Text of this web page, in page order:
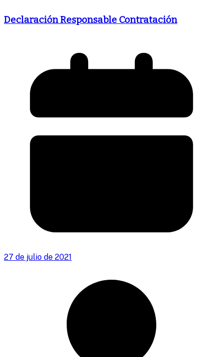
Declaración Responsable Contratación
27 de julio de 2021